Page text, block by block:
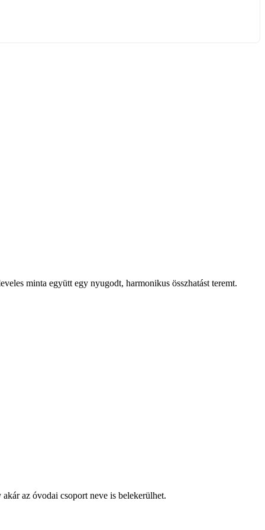
minta együtt egy nyugodt, harmonikus összhatást teremt.
az óvodai csoport neve is belekerülhet.